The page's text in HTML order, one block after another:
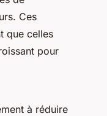
Ces
que celles
pour
à réduire